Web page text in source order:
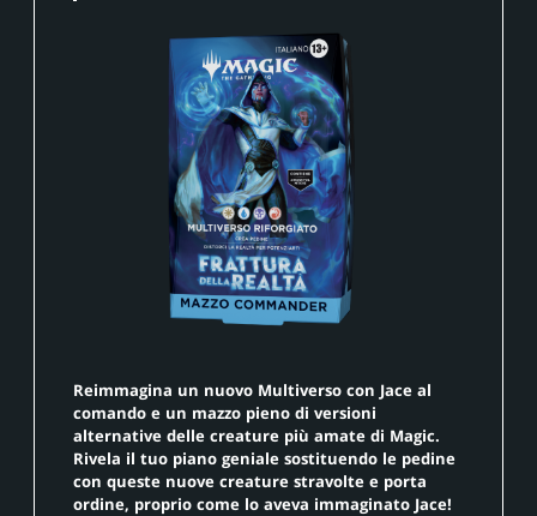
Reimmagina un nuovo Multiverso con Jace al
comando e un mazzo pieno di versioni
alternative delle creature più amate di Magic.
Rivela il tuo piano geniale sostituendo le pedine
con queste nuove creature stravolte e porta
ordine, proprio come lo aveva immaginato Jace!